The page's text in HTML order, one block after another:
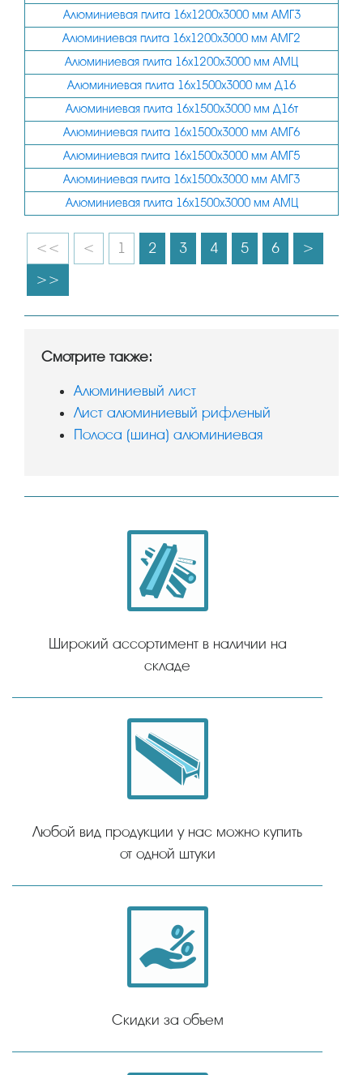
200
210
220
230
235
240
250
260
Алюминиевая плита 16х1200х3000 мм АМГ3
Алюминиевая плита 16х1200х3000 мм АМГ2
Алюминиевая плита 16х1200х3000 мм АМЦ
Алюминиевая плита 16х1500х3000 мм Д16
Алюминиевая плита 16х1500х3000 мм Д16т
Алюминиевая плита 16х1500х3000 мм АМГ6
Алюминиевая плита 16х1500х3000 мм АМГ5
Алюминиевая плита 16х1500х3000 мм АМГ3
Алюминиевая плита 16х1500х3000 мм АМЦ
<< < 1 2 3 4 5 6
>
>>
Смотрите также:
Алюминиевый лист
Лист алюминиевый рифленый
Полоса (шина) алюминиевая
Широкий ассортимент в наличии на
складе
Любой вид продукции у нас можно купить
от одной штуки
Скидки за объем